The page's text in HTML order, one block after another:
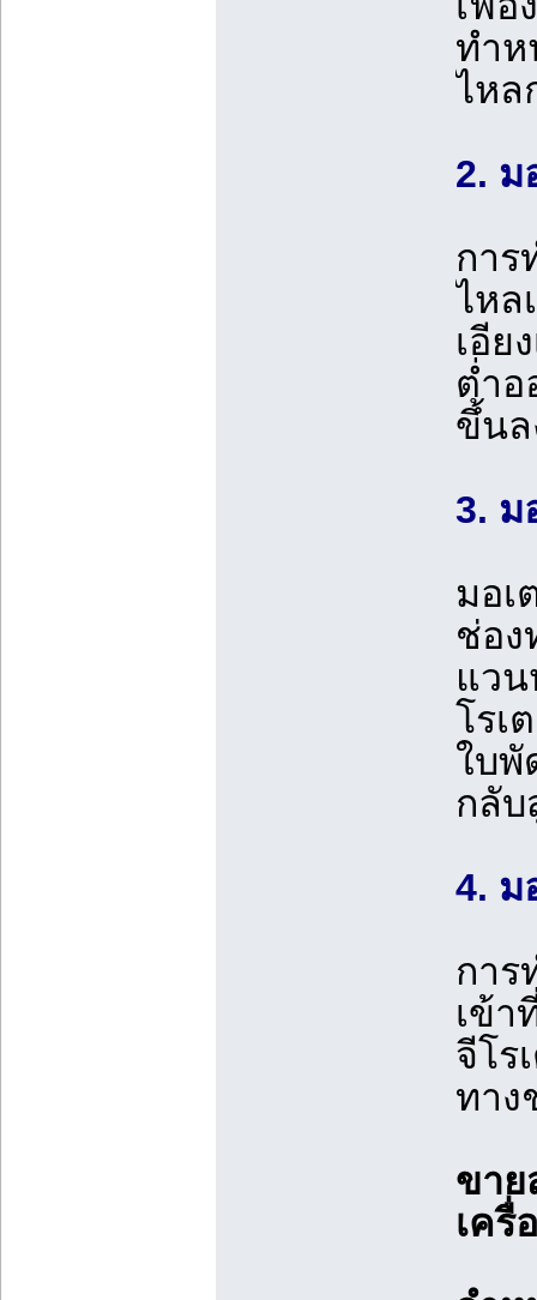
ทำห
ไหล
2. ม
การ
ไหล
เอีย
ต่ำอ
ขึ้นล
3. ม
มอเ
ช่อง
แว
โรเ
ใบพั
กลับ
4. ม
การ
เข้า
จีโร
ทาง
ขาย
เครื่